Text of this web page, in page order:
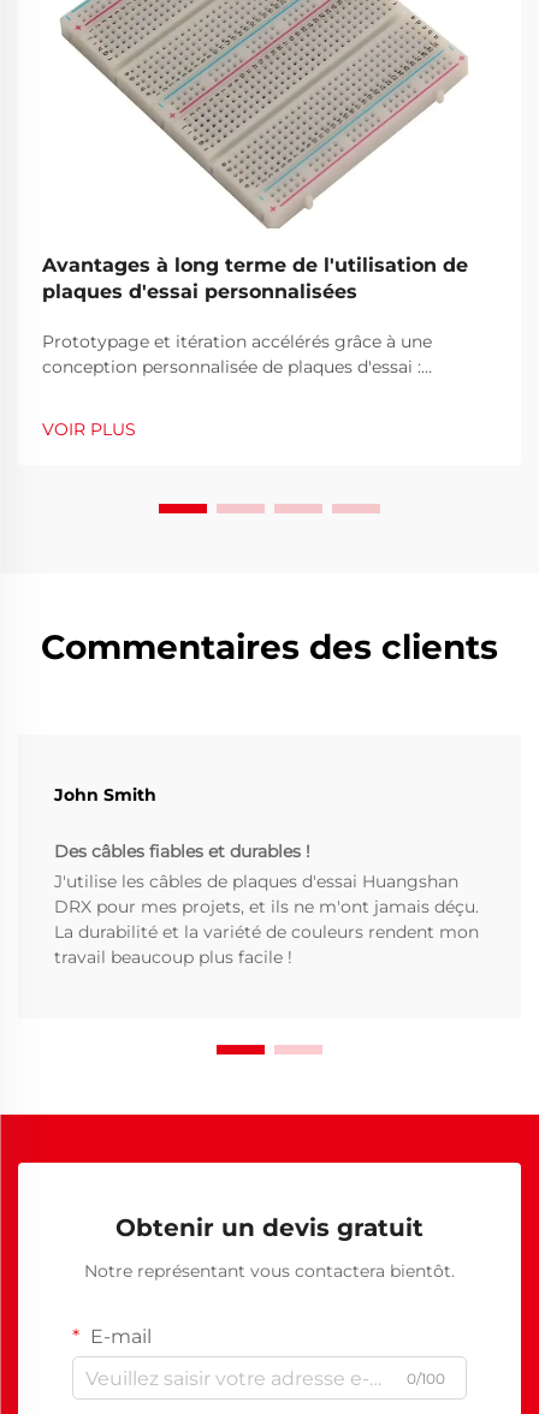
Avantages à long terme de l'utilisation de
plaques d'essai personnalisées
Prototypage et itération accélérés grâce à une
conception personnalisée de plaques d'essai :
plaques d'essai modulaires personnalisées
intégrés et à des zones dédiées aux signaux...
VOIR PLUS
Commentaires des clients
John Smith
Des câbles fiables et durables !
J'utilise les câbles de plaques d'essai Huangshan
DRX pour mes projets, et ils ne m'ont jamais déçu.
La durabilité et la variété de couleurs rendent mon
travail beaucoup plus facile !
Obtenir un devis gratuit
Notre représentant vous contactera bientôt.
E-mail
0/100